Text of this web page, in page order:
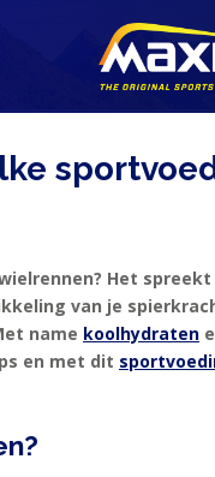
Het
van je
name koolhydraten
en met dit